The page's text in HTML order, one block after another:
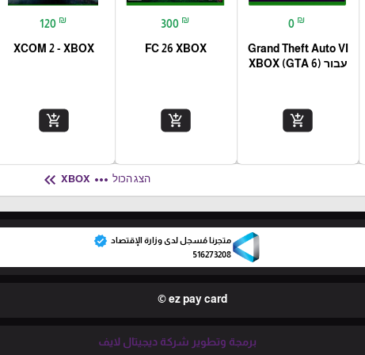
0 ₪
Grand Theft Auto VI
עבור (XBOX (GTA 6
add_shopping_cart
300 ₪
FC 26 XBOX
add_shopping_cart
120 ₪
XCOM 2 - XBOX
add_shopping_cart
הצג הכול more_horiz
keyboard_double_arrow_left
متجرنا مُسجل لدى وزارة الإقتصاد verified
516273208
ez pay card ©
برمجة وتطوير شركة ديجيتال لايف